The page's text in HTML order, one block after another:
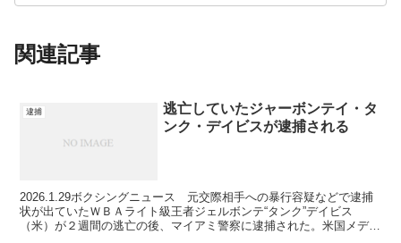
関連記事
逮捕
逃亡していたジャーボンテイ・タ
ンク・デイビスが逮捕される
2026.1.29ボクシングニュース 元交際相手への暴行容疑などで逮捕
状が出ていたＷＢＡライト級王者ジェルボンテ“タンク”デイビス
（米）が２週間の逃亡の後、マイアミ警察に逮捕された。米国メディ